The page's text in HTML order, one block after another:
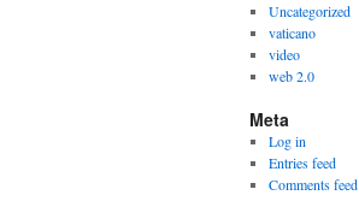
Uncategorized
vaticano
video
web 2.0
Meta
Log in
Entries feed
Comments feed